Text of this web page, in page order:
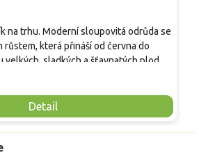
Detail
na trhu. Moderní sloupovitá odrůda se
růstem, která přináší od června do
sladkých a šťavnatých plodů.
tvoří elegantní habitus bez
°C a spolehlivá vitalita z něj dělají
pěstitele.